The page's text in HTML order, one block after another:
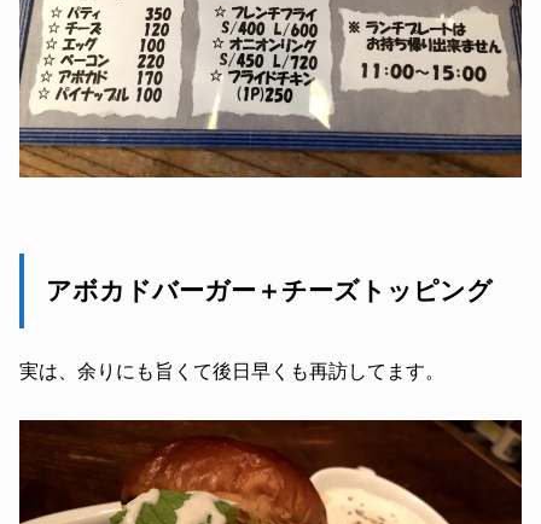
アボカドバーガー＋チーズトッピング
実は、余りにも旨くて後日早くも再訪してます。